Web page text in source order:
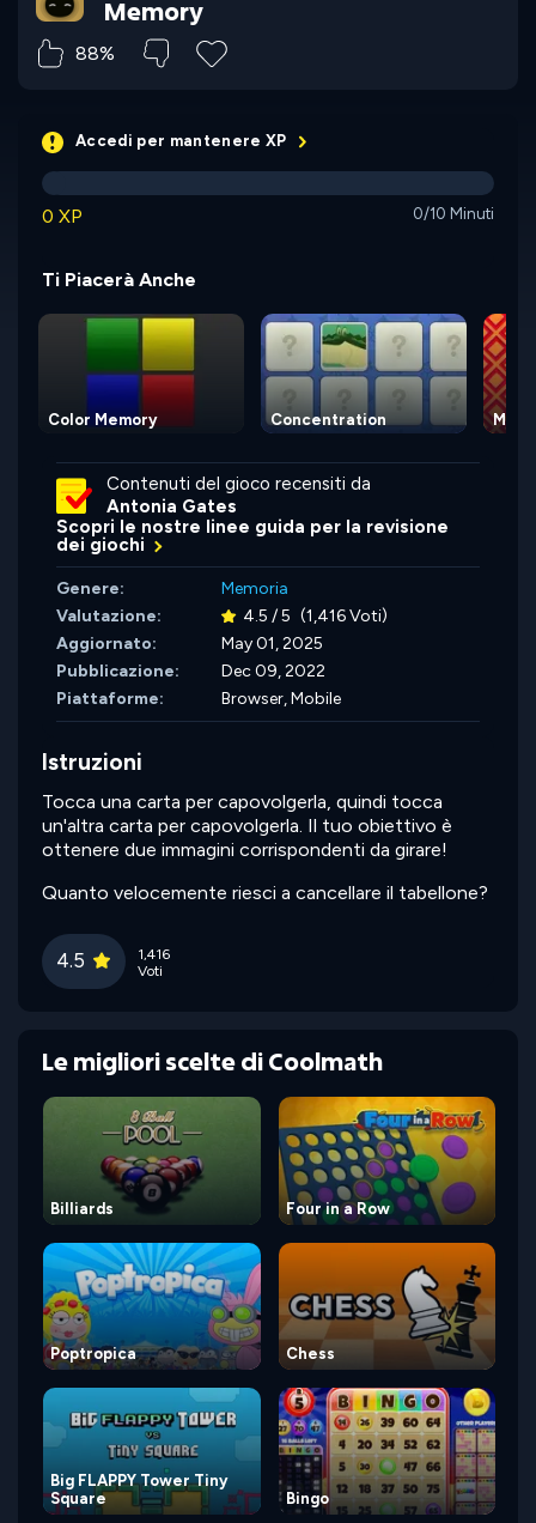
Memory
88%
Accedi per mantenere XP
0 XP 0/10 Minuti
Ti Piacerà Anche
Color Memory Concentration
Contenuti del gioco recensiti da
Antonia Gates
Scopri le nostre linee guida per la revisione
dei giochi
Genere:
Memoria
Valutazione:
4.5 / 5 (1,416 Voti)
Aggiornato:
May 01, 2025
Pubblicazione:
Dec 09, 2022
Piattaforme:
Browser, Mobile
Istruzioni
Tocca una carta per capovolgerla, quindi tocca
un'altra carta per capovolgerla. Il tuo obiettivo è
ottenere due immagini corrispondenti da girare!
Quanto velocemente riesci a cancellare il tabellone?
4.5
1,416
Voti
Le migliori scelte di Coolmath
Billiards Four in a Row
Poptropica Chess
Big FLAPPY Tower Tiny
Square
Bingo